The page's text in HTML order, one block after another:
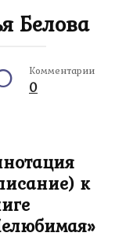
Белова
Комментарии
0
к